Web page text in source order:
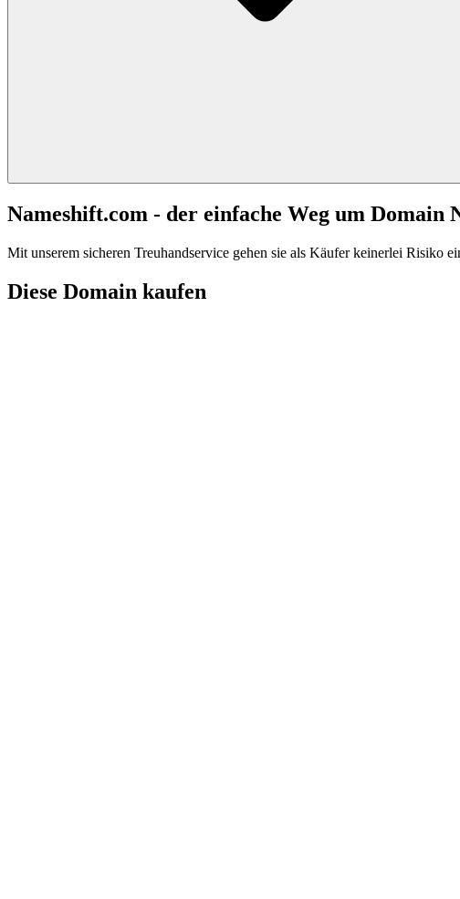
Nameshift.com - der einfache Weg um Domain
Mit unserem sicheren Treuhandservice gehen sie als Käufer keinerlei Risiko
Diese Domain kaufen